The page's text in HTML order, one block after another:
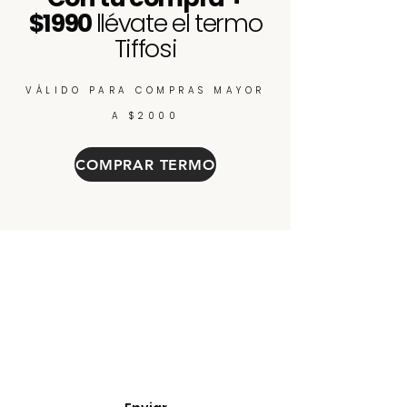
$1990llévate el termo
Tiffosi
VÁLIDO PARA COMPRAS MAYOR
A $2000
COMPRAR TERMO